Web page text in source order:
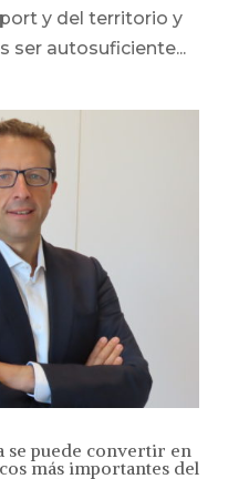
y del territorio y
ser autosuficiente...
se puede convertir en
más importantes del